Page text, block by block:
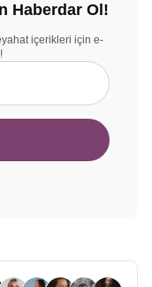
Haberdar Ol!
içerikleri için e-